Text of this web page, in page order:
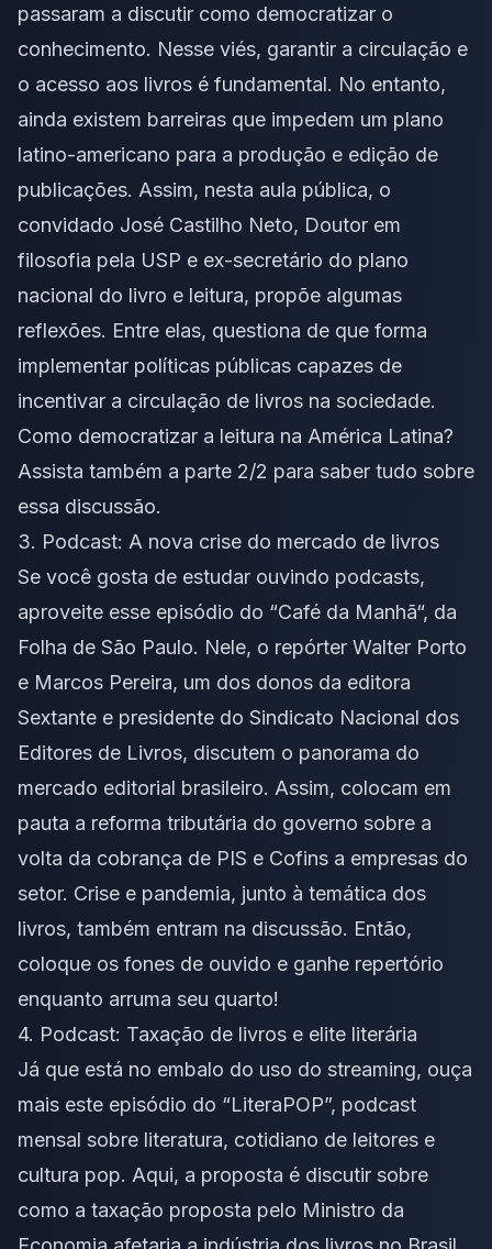
passaram a discutir como democratizar o
conhecimento. Nesse viés, garantir a circulação e
o acesso aos livros é fundamental. No entanto,
ainda existem barreiras que impedem um plano
latino-americano para a produção e edição de
publicações. Assim, nesta aula pública, o
convidado José Castilho Neto, Doutor em
filosofia pela USP e ex-secretário do plano
nacional do livro e leitura, propõe algumas
reflexões. Entre elas, questiona de que forma
implementar políticas públicas capazes de
incentivar a circulação de livros na sociedade.
Como democratizar a leitura na América Latina?
Assista também a parte 2/2 para saber tudo sobre
essa discussão.
3. Podcast: A nova crise do mercado de livros
Se você gosta de estudar ouvindo podcasts,
aproveite esse episódio do “Café da Manhã“, da
Folha de São Paulo. Nele, o repórter Walter Porto
e Marcos Pereira, um dos donos da editora
Sextante e presidente do Sindicato Nacional dos
Editores de Livros, discutem o panorama do
mercado editorial brasileiro. Assim, colocam em
pauta a reforma tributária do governo sobre a
volta da cobrança de PIS e Cofins a empresas do
setor. Crise e pandemia, junto à temática dos
livros, também entram na discussão. Então,
coloque os fones de ouvido e ganhe repertório
enquanto arruma seu quarto!
4. Podcast: Taxação de livros e elite literária
Já que está no embalo do uso do streaming, ouça
mais este episódio do “LiteraPOP”, podcast
mensal sobre literatura, cotidiano de leitores e
cultura pop. Aqui, a proposta é discutir sobre
como a taxação proposta pelo Ministro da